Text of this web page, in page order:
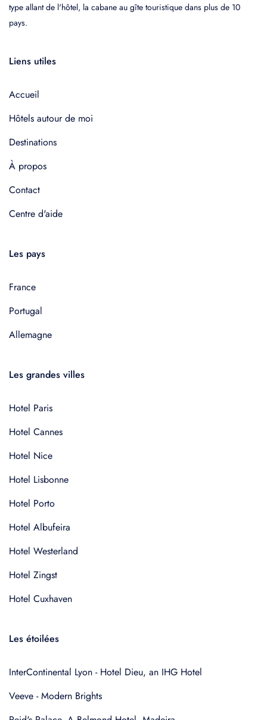
type allant de l'hôtel, la cabane au gîte touristique dans plus de 10
pays.
Liens utiles
Accueil
Hôtels autour de moi
Destinations
À propos
Contact
Centre d'aide
Les pays
France
Portugal
Allemagne
Les grandes villes
Hotel Paris
Hotel Cannes
Hotel Nice
Hotel Lisbonne
Hotel Porto
Hotel Albufeira
Hotel Westerland
Hotel Zingst
Hotel Cuxhaven
Les étoilées
InterContinental Lyon - Hotel Dieu, an IHG Hotel
Veeve - Modern Brights